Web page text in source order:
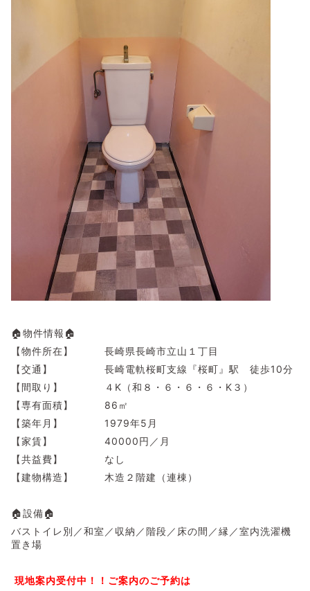
🏠物件情報🏠
【物件所在】 長崎県長崎市立山１丁目
【交通】 長崎電軌桜町支線『桜町』駅 徒歩10分
【間取り】 ４K（和８・６・６・６・K３）
【専有面積】 86㎡
【築年月】 1979年5月
【家賃】 40000円／月
【共益費】 なし
【建物構造】 木造２階建（連棟）
🏠設備🏠
バストイレ別／和室／収納／階段／床の間／縁／室内洗濯機
置き場
現地案内受付中！！ご案内のご予約は